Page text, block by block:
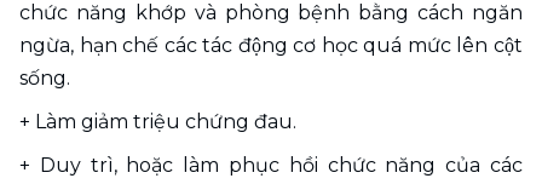
chức năng khớp và phòng bệnh bằng cách ngăn
ngừa, hạn chế các tác động cơ học quá mức lên cột
sống.
+ Làm giảm triệu chứng đau.
+ Duy trì, hoặc làm phục hồi chức năng của các